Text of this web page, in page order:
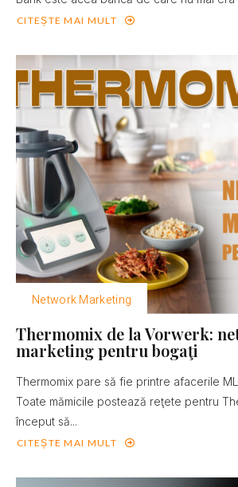
CITEȘTE MAI MULT
Network Marketing
Thermomix de la Vorwerk:
marketing pentru bogaţi
Thermomix pare să fie printre afacerile
Toate mămicile postează reţete pentru
început să...
CITEȘTE MAI MULT